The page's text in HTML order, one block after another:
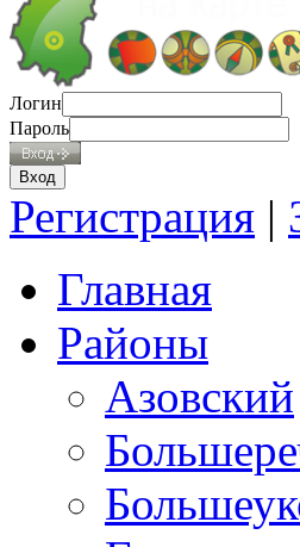
Логин
Пароль
Регистрация |
Главная
Районы
Азовский